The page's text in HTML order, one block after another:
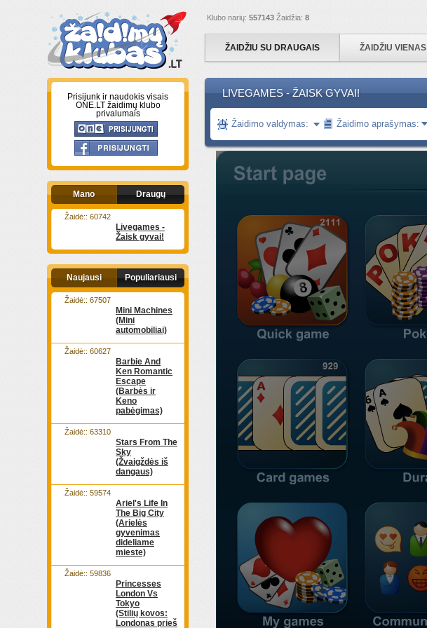
Klubo narių: 557143 Žaidžia: 8
ŽAIDŽIU SU DRAUGAIS ŽAIDŽIU VIENAS
Prisijunk ir naudokis visais
ONE.LT žaidimų klubo
privalumais
Mano Draugų
Livegames -
Žaisk gyvai!
Žaidė:: 60742
Naujausi Populiariausi
Mini Machines
(Mini
automobiliai)
Žaidė:: 67507
Barbie And
Ken Romantic
Escape
(Barbės ir
Keno
pabėgimas)
Žaidė:: 60627
Stars From The
Sky
(Žvaigždės iš
dangaus)
Žaidė:: 63310
Ariel's Life In
The Big City
(Arielės
gyvenimas
dideliame
mieste)
Žaidė:: 59574
Princesses
London Vs
Tokyo
(Stilių kovos:
Londonas prieš
Žaidė:: 59836
LIVEGAMES - ŽAISK GYVAI!
Žaidimo valdymas: Žaidimo aprašymas: